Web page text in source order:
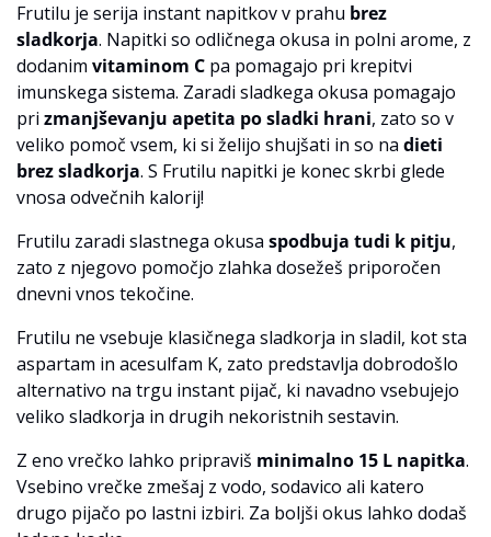
Frutilu je serija instant napitkov v prahu brez
sladkorja. Napitki so odličnega okusa in polni arome, z
dodanim vitaminom C pa pomagajo pri krepitvi
imunskega sistema. Zaradi sladkega okusa pomagajo
pri zmanjševanju apetita po sladki hrani, zato so v
veliko pomoč vsem, ki si želijo shujšati in so na dieti
brez sladkorja. S Frutilu napitki je konec skrbi glede
vnosa odvečnih kalorij!
Frutilu zaradi slastnega okusa spodbuja tudi k pitju,
zato z njegovo pomočjo zlahka dosežeš priporočen
dnevni vnos tekočine.
Frutilu ne vsebuje klasičnega sladkorja in sladil, kot sta
aspartam in acesulfam K, zato predstavlja dobrodošlo
alternativo na trgu instant pijač, ki navadno vsebujejo
veliko sladkorja in drugih nekoristnih sestavin.
Z eno vrečko lahko pripraviš minimalno 15 L napitka.
Vsebino vrečke zmešaj z vodo, sodavico ali katero
drugo pijačo po lastni izbiri. Za boljši okus lahko dodaš